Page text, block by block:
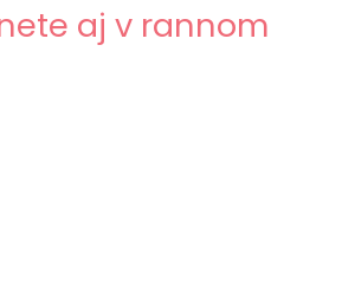
aj v rannom